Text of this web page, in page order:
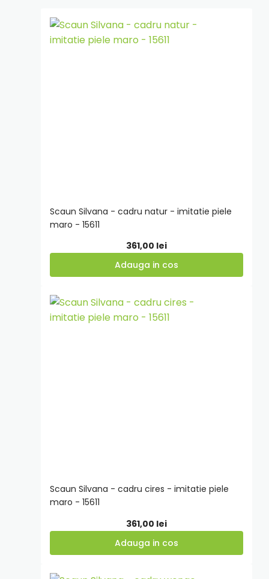
Scaun Silvana - cadru natur - imitatie piele
maro - 15611
361,00 lei
Adauga in cos
Adauga
in
Scaun Silvana - cadru cires - imitatie piele
maro - 15611
361,00 lei
Adauga in cos
Adauga
in